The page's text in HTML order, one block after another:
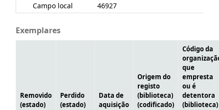
Campo local
46927
Exemplares
Removido
(estado)
Perdido
(estado)
Data de
aquisição
Origem do
registo
(biblioteca)
(codificado)
Código da
que
empresta
ou é
detentora
(biblioteca)